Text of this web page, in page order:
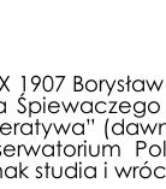
X 1907
studia i
Straszny dwór
Aida
Borys
Straszny dwór
Borys
Borys